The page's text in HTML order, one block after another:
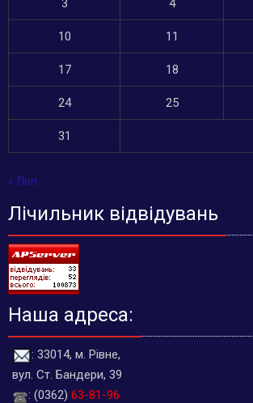
3 4
10 11
17 18
24 25
31
« Лип
Лічильник відвідувань
Наша адреса:
: 33014, м. Рівне,
вул. Ст. Бандери, 39
: (0362) 63-81-96